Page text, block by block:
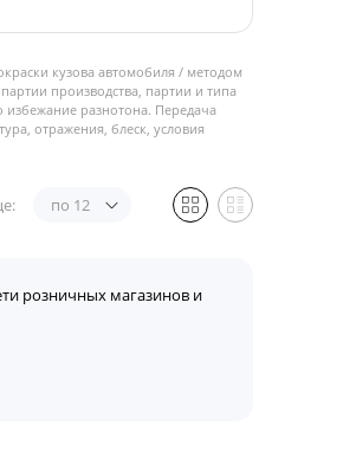
кузова автомобиля / методом
производства, партии и типа
разнотона. Передача
отражения, блеск, условия
по 12
розничных магазинов и